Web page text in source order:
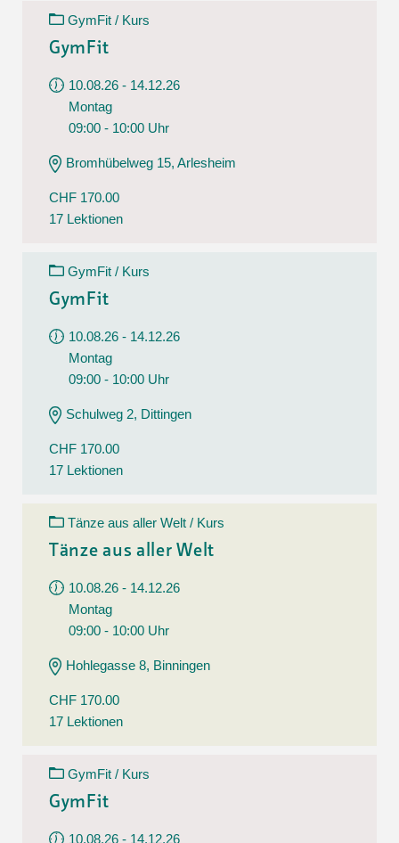
GymFit / Kurs
GymFit
10.08.26 - 14.12.26
Montag
09:00 - 10:00 Uhr
Bromhübelweg 15, Arlesheim
CHF 170.00
17 Lektionen
GymFit / Kurs
GymFit
10.08.26 - 14.12.26
Montag
09:00 - 10:00 Uhr
Schulweg 2, Dittingen
CHF 170.00
17 Lektionen
Tänze aus aller Welt / Kurs
Tänze aus aller Welt
10.08.26 - 14.12.26
Montag
09:00 - 10:00 Uhr
Hohlegasse 8, Binningen
CHF 170.00
17 Lektionen
GymFit / Kurs
GymFit
10.08.26 - 14.12.26